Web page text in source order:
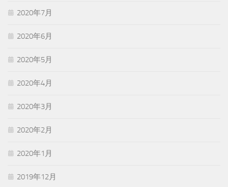
2020年7月
2020年6月
2020年5月
2020年4月
2020年3月
2020年2月
2020年1月
2019年12月